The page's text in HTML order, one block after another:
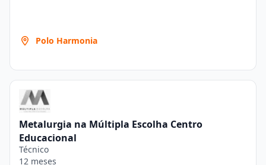
Polo Harmonia
Metalurgia na Múltipla Escolha Centro
Educacional
Técnico
12 meses